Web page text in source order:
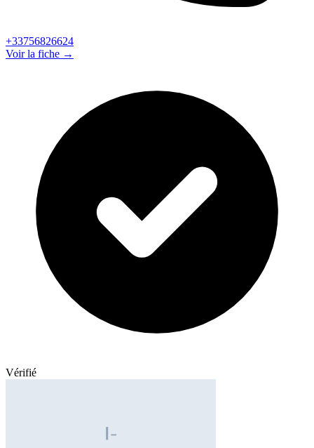
+33756826624
Voir la fiche →
Vérifié